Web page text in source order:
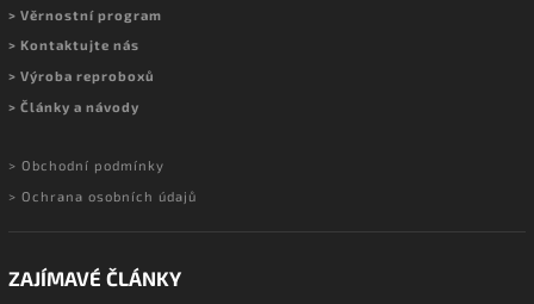
> Věrnostní program
> Kontaktujte nás
> Výroba reproboxů
> Články a návody
> Obchodní podmínky
> Ochrana osobních údajů
ZAJÍMAVÉ ČLÁNKY